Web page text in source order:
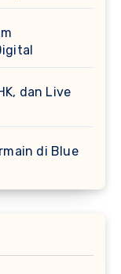
dan Live
di Blue